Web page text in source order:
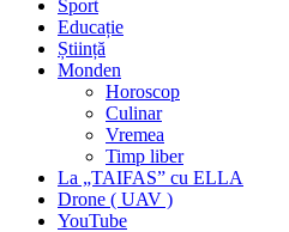
Sport
Educație
Știință
Monden
Horoscop
Culinar
Vremea
Timp liber
La „TAIFAS” cu ELLA
Drone ( UAV )
YouTube